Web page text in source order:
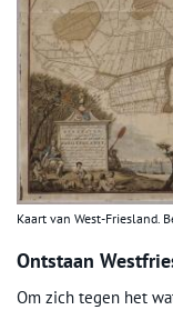
Kaart van West-Friesland.
Ontstaan
Om zich tegen het